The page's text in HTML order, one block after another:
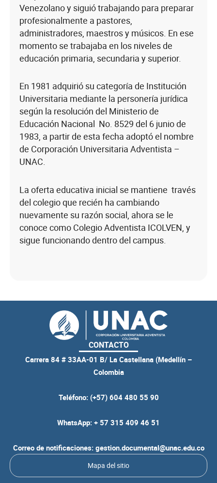
Venezolano y siguió trabajando para preparar
profesionalmente a pastores,
administradores, maestros y músicos. En ese
momento se trabajaba en los niveles de
educación primaria, secundaria y superior.
En 1981 adquirió su categoría de Institución
Universitaria mediante la personería jurídica
según la resolución del Ministerio de
Educación Nacional No. 8529 del 6 junio de
1983, a partir de esta fecha adoptó el nombre
de Corporación Universitaria Adventista –
UNAC.
La oferta educativa inicial se mantiene través
del colegio que recién ha cambiando
nuevamente su razón social, ahora se le
conoce como Colegio Adventista ICOLVEN, y
sigue funcionando dentro del campus.
CONTACTO
Carrera 84 # 33AA-01 B/ La Castellana (Medellín –
Colombia
Teléfono: (+57) 604 480 55 90
WhatsApp: + 57 315 409 46 51
Correo de notificaciones: gestion.documental@unac.edu.co
Mapa del sitio